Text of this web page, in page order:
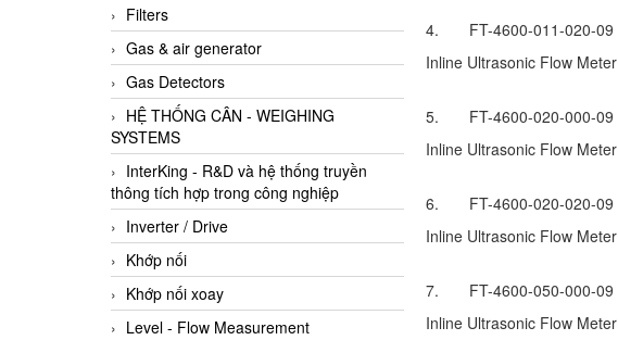
Filters
Gas & air generator
Gas Detectors
HỆ THỐNG CÂN - WEIGHING
SYSTEMS
InterKing - R&D và hệ thống truyền
thông tích hợp trong công nghiệp
Inverter / Drive
Khớp nối
Khớp nối xoay
Level - Flow Measurement
4. FT-4600-011-020-09
Inline Ultrasonic Flow Meter
5. FT-4600-020-000-09
Inline Ultrasonic Flow Meter
6. FT-4600-020-020-09
Inline Ultrasonic Flow Meter
7. FT-4600-050-000-09
Inline Ultrasonic Flow Meter